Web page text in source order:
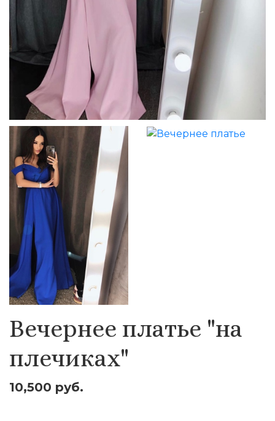
Вечернее платье "на
плечиках"
10,500 руб.